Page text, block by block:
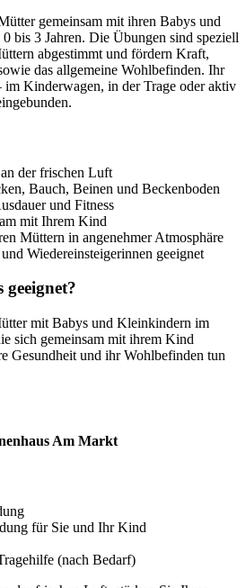
gemeinsam mit ihren Babys und
bis 3 Jahren. Die Übungen sind speziell
abgestimmt und fördern Kraft,
das allgemeine Wohlbefinden. Ihr
Kinderwagen, in der Trage oder aktiv
der frischen Luft
Bauch, Beinen und Beckenboden
und Fitness
mit Ihrem Kind
Müttern in angenehmer Atmosphäre
Wiedereinsteigerinnen geeignet
mit Babys und Kleinkindern im
sich gemeinsam mit ihrem Kind
Gesundheit und ihr Wohlbefinden tun
Am Markt
für Sie und Ihr Kind
(nach Bedarf)